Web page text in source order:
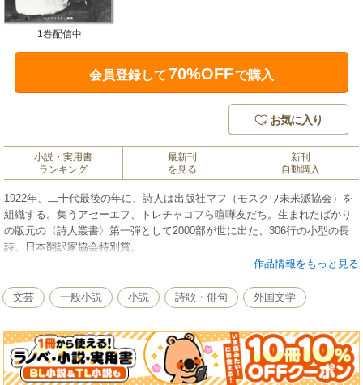
1巻配信中
会員登録して70%OFFで購入
お気に入り
小説・実用書
ランキング
最新刊
を見る
新刊
自動購入
1922年、二十代最後の年に、詩人は出版社マフ（モスクワ未来派協会）を
組織する。集うアセーエフ、トレチャコフら喧嘩友だち。生まれたばかり
の版元の〈詩人叢書〉第一弾として2000部が世に出た、306行の小型の長
詩。日本翻訳家協会特別賞。
作品情報をもっと見る
文芸 一般小説 小説 詩歌・俳句 外国文学